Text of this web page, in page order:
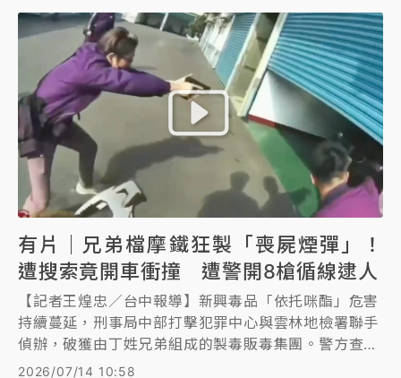
有片｜兄弟檔摩鐵狂製「喪屍煙彈」！
遭搜索竟開車衝撞 遭警開8槍循線逮人
【記者王煌忠／台中報導】新興毒品「依托咪酯」危害
持續蔓延，刑事局中部打擊犯罪中心與雲林地檢署聯手
偵辦，破獲由丁姓兄弟組成的製毒販毒集團。警方查
出，該集團竟長期藏身汽車旅館內，承租多間客房分別
2026/07/14 10:58